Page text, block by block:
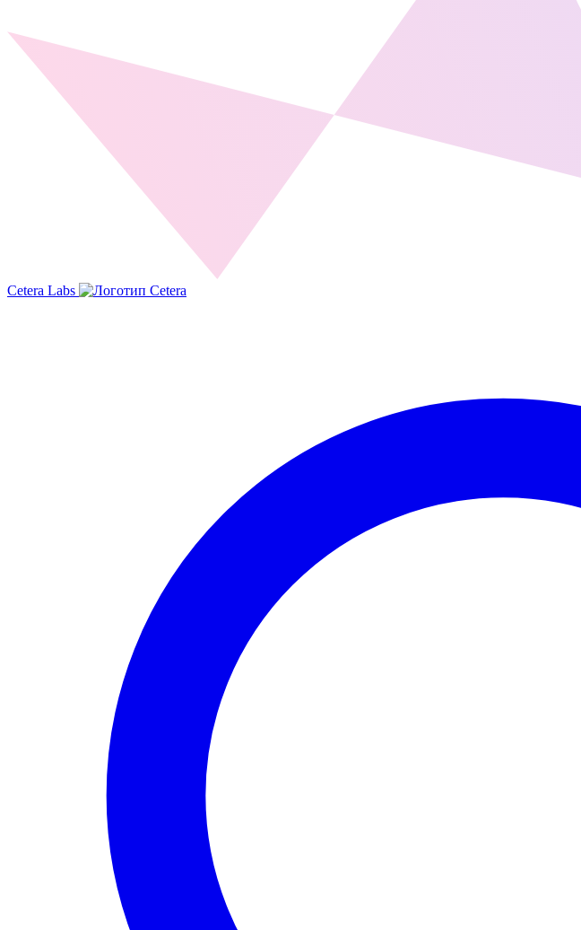
Cetera Labs